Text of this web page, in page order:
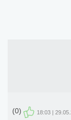
29.05.22 |
(0)